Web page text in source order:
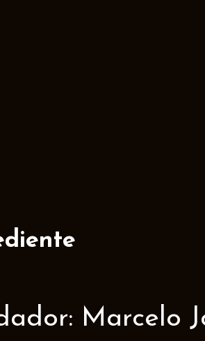
Marcelo